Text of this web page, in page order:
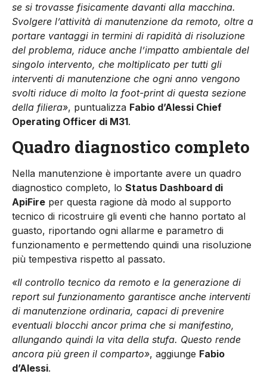
se si trovasse fisicamente davanti alla macchina.
Svolgere l’attività di manutenzione da remoto, oltre a
portare vantaggi in termini di rapidità di risoluzione
del problema, riduce anche l’impatto ambientale del
singolo intervento, che moltiplicato per tutti gli
interventi di manutenzione che ogni anno vengono
svolti riduce di molto la foot-print di questa sezione
della filiera», puntualizza Fabio d’Alessi Chief
Operating Officer di M31.
Quadro diagnostico completo
Nella manutenzione è importante avere un quadro
diagnostico completo, lo Status Dashboard di
ApiFire per questa ragione dà modo al supporto
tecnico di ricostruire gli eventi che hanno portato al
guasto, riportando ogni allarme e parametro di
funzionamento e permettendo quindi una risoluzione
più tempestiva rispetto al passato.
«Il controllo tecnico da remoto e la generazione di
report sul funzionamento garantisce anche interventi
di manutenzione ordinaria, capaci di prevenire
eventuali blocchi ancor prima che si manifestino,
allungando quindi la vita della stufa. Questo rende
ancora più green il comparto», aggiunge Fabio
d’Alessi.